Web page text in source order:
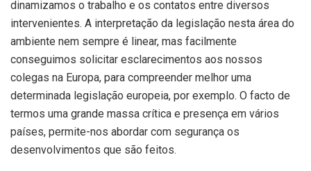
dinamizamos o trabalho e os contatos entre diversos
intervenientes. A interpretação da legislação nesta área do
ambiente nem sempre é linear, mas facilmente
conseguimos solicitar esclarecimentos aos nossos
colegas na Europa, para compreender melhor uma
determinada legislação europeia, por exemplo. O facto de
termos uma grande massa crítica e presença em vários
países, permite-nos abordar com segurança os
desenvolvimentos que são feitos.